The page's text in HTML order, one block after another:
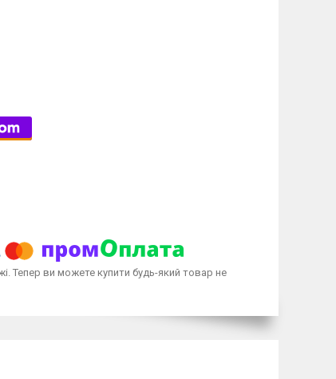
Тепер ви можете купити будь-який товар не